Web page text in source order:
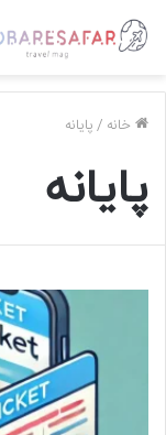
خانه /پایانه
پایانه